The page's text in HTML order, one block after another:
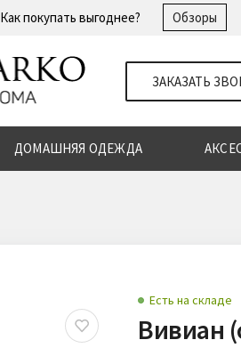
Как покупать выгоднее? Обзоры
ЗАКАЗАТЬ
ДОМАШНЯЯ ОДЕЖДА
Есть на складе
Вивиан